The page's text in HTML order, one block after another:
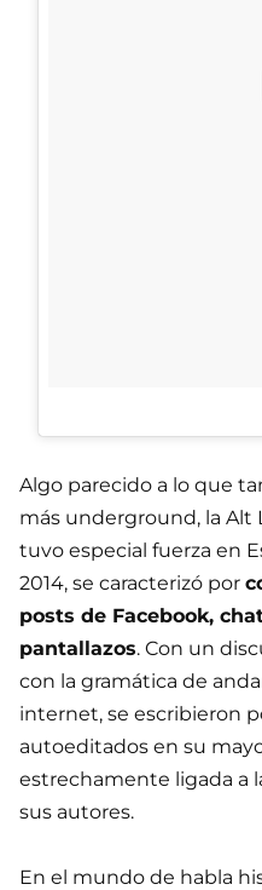
Algo parecido a lo que
más underground, la Alt
tuvo especial fuerza en
2014, se caracterizó por
posts de Facebook,
pantallazos. Con un
con la gramática de
internet, se escribieron
autoeditados en su
estrechamente ligada a
sus autores.
En el mundo de habla